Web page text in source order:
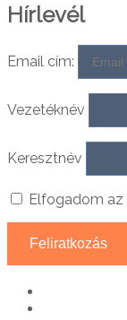
Hírlevél
Email cím:
Vezetéknév
Keresztnév
Elfogadom az